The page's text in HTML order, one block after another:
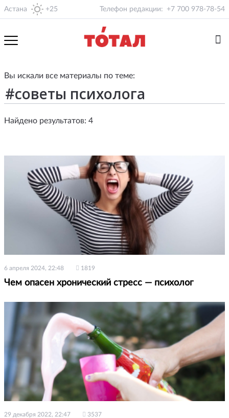
Астана +25 Телефон редакции: +7 700 978-78-54
Вы искали все материалы по теме:
Найдено результатов: 4
6 апреля 2024, 22:48 1819
Чем опасен хронический стресс — психолог
29 декабря 2022, 22:47 3537